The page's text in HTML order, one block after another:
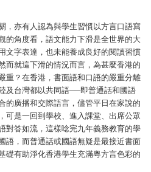
，亦有人認為與學生習慣以方言口語寫
的角度看，語文能力下滑是全世界的大
文字表達，也未能養成良好的閱讀習慣
而就這下滑的情況而言，為甚麼香港的
重？在香港，書面語和口語的嚴重分離
及台灣都以共同語──即普通話和國語
的廣播和交際語言，儘管平日在家說的
可是一回到學校、進入課堂、出席公眾
對答如流，這樣唸完九年義務教育的學
語，而普通話或國語無疑是最接近書面
礎有助淨化香港學生充滿粵方言色彩的